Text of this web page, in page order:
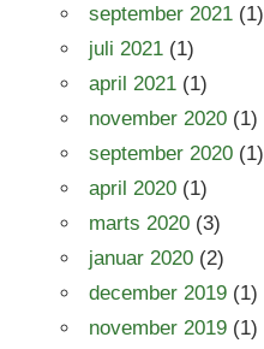
september 2021 (1)
juli 2021 (1)
april 2021 (1)
november 2020 (1)
september 2020 (1)
april 2020 (1)
marts 2020 (3)
januar 2020 (2)
december 2019 (1)
november 2019 (1)